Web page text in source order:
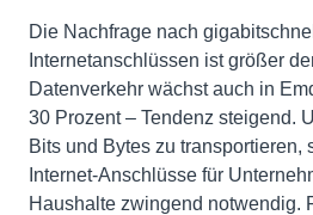
Die Nachfrage nach
Internetanschlüssen ist größer
Datenverkehr wächst auch in
30 Prozent – Tendenz steigend.
Bits und Bytes zu transportieren,
Internet-Anschlüsse für
Haushalte zwingend notwendig.